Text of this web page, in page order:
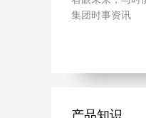
集团时事资讯
产品知识